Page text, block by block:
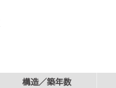
構造／築年数